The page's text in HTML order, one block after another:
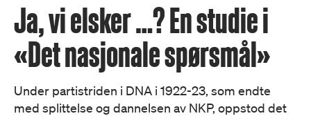
Ja, vi elsker …? En studie i
«Det nasjonale spørsmål»
Under partistriden i DNA i 1922-23, som endte
med splittelse og dannelsen av NKP, oppstod det